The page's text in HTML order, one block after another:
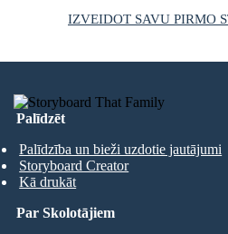
IZVEIDOT SAVU PIRMO
Palīdzēt
Palīdzība un bieži uzdotie jautājumi
Storyboard Creator
Kā drukāt
Par Skolotājiem